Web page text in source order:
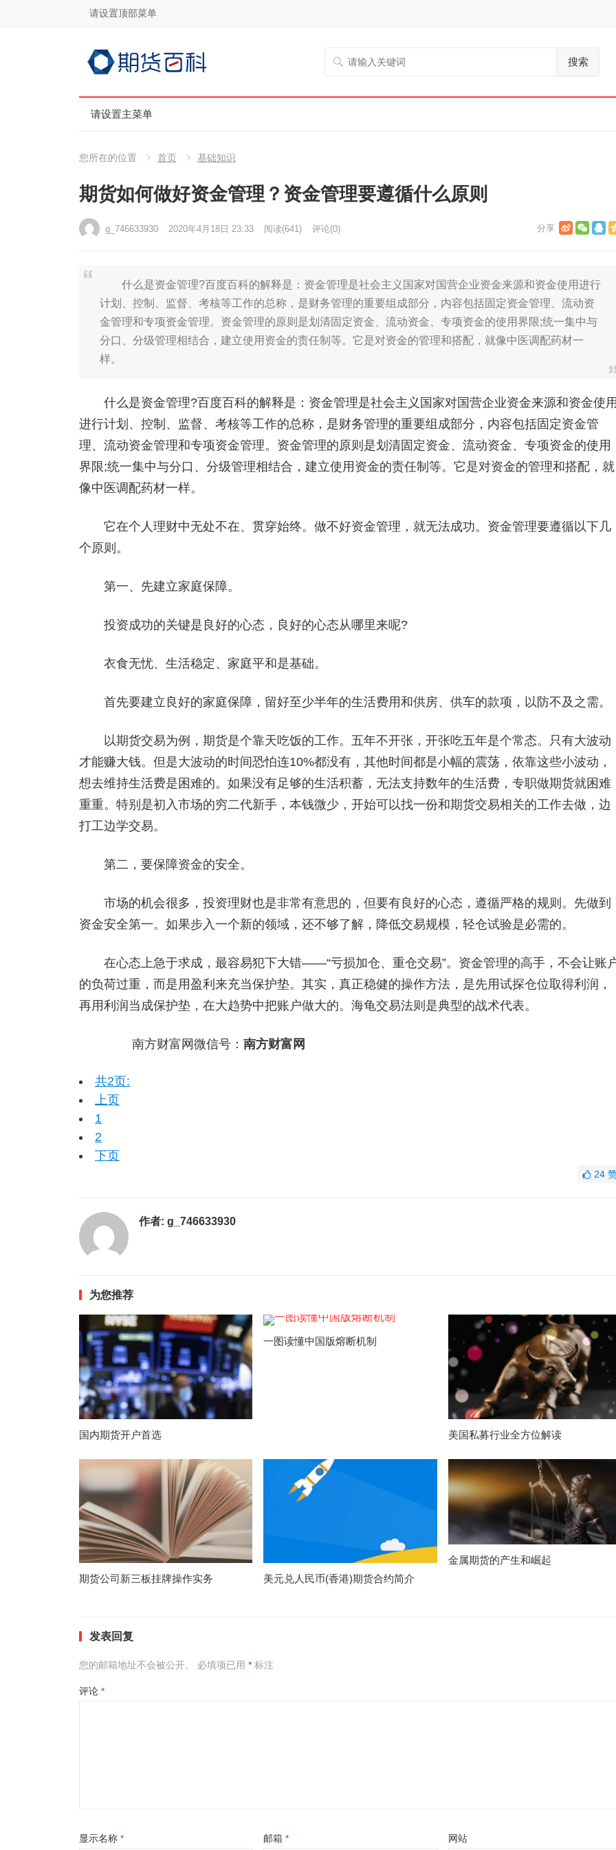
请设置顶部菜单
搜索
请设置主菜单
您所在的位置 首页 基础知识
期货如何做好资金管理？资金管理要遵循什么原则
g_746633930 2020年4月18日 23:33 阅读(641) 评论(0)
什么是资金管理?百度百科的解释是：资金管理是社会主义国家对国营企业资金来源和资金使用进行
计划、控制、监督、考核等工作的总称，是财务管理的重要组成部分，内容包括固定资金管理、流动资
金管理和专项资金管理。资金管理的原则是划清固定资金、流动资金、专项资金的使用界限;统一集中与
分口、分级管理相结合，建立使用资金的责任制等。它是对资金的管理和搭配，就像中医调配药材一
样。
什么是资金管理?百度百科的解释是：资金管理是社会主义国家对国营企业资金来源和资金使
进行计划、控制、监督、考核等工作的总称，是财务管理的重要组成部分，内容包括固定资金管
理、流动资金管理和专项资金管理。资金管理的原则是划清固定资金、流动资金、专项资金的使用
界限;统一集中与分口、分级管理相结合，建立使用资金的责任制等。它是对资金的管理和搭配，就
像中医调配药材一样。
它在个人理财中无处不在、贯穿始终。做不好资金管理，就无法成功。资金管理要遵循以下几
个原则。
第一、先建立家庭保障。
投资成功的关键是良好的心态，良好的心态从哪里来呢?
衣食无忧、生活稳定、家庭平和是基础。
首先要建立良好的家庭保障，留好至少半年的生活费用和供房、供车的款项，以防不及之需。
以期货交易为例，期货是个靠天吃饭的工作。五年不开张，开张吃五年是个常态。只有大波动
才能赚大钱。但是大波动的时间恐怕连10%都没有，其他时间都是小幅的震荡，依靠这些小波动，
想去维持生活费是困难的。如果没有足够的生活积蓄，无法支持数年的生活费，专职做期货就困难
重重。特别是初入市场的穷二代新手，本钱微少，开始可以找一份和期货交易相关的工作去做，边
打工边学交易。
第二，要保障资金的安全。
市场的机会很多，投资理财也是非常有意思的，但要有良好的心态，遵循严格的规则。先做到
资金安全第一。如果步入一个新的领域，还不够了解，降低交易规模，轻仓试验是必需的。
在心态上急于求成，最容易犯下大错——“亏损加仓、重仓交易”。资金管理的高手，不会让账
的负荷过重，而是用盈利来充当保护垫。其实，真正稳健的操作方法，是先用试探仓位取得利润，
再用利润当成保护垫，在大趋势中把账户做大的。海龟交易法则是典型的战术代表。
南方财富网微信号： 南方财富网
共2页:
上页
1
2
下页
24
作者: g_746633930
为您推荐
国内期货开户首选
一图读懂中国版熔断机制
美国私募行业全方位解读
期货公司新三板挂牌操作实务 美元兑人民币(香港)期货合约简介
金属期货的产生和崛起
发表回复
您的邮箱地址不会被公开。 必填项已用 *标注
评论 *
显示名称 * 邮箱* 网站